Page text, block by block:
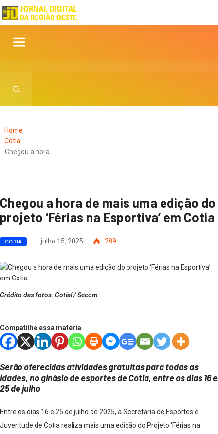
Home
Cotia
Chegou a hora…
Chegou a hora de mais uma edição do
projeto ‘Férias na Esportiva’ em Cotia
COTIA julho 15, 2025 289
Crédito das fotos: Cotial / Secom
Compatilhe essa matéria
Serão oferecidas atividades gratuitas para todas as
idades, no ginásio de esportes de Cotia, entre os dias 16 e
25 de julho
Entre os dias 16 e 25 de julho de 2025, a Secretaria de Esportes e
Juventude de Cotia realiza mais uma edição do Projeto ‘Férias na